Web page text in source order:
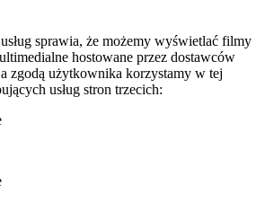
sprawia, że możemy wyświetlać filmy
hostowane przez dostawców
zgodą użytkownika korzystamy w tej
usług stron trzecich: